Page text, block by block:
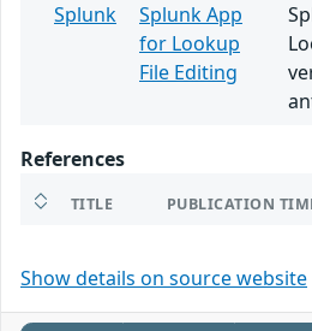
Splunk
Splunk App
for Lookup
File Editing
References
TITLE PUBLICATION
Show details on source website